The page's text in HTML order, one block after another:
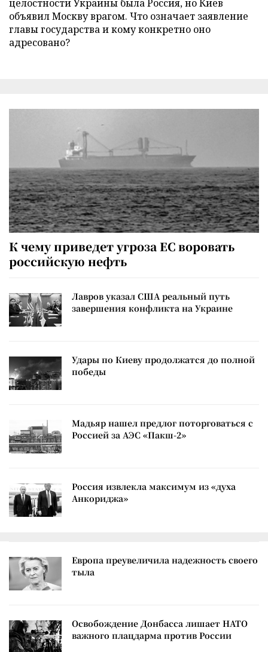
целостности Украины была Россия, но Киев
объявил Москву врагом. Что означает заявление
главы государства и кому конкретно оно
адресовано?
К чему приведет угроза ЕС воровать
российскую нефть
Лавров указал США реальный путь
завершения конфликта на Украине
Удары по Киеву продолжатся до полной
победы
Мадьяр нашел предлог поторговаться с
Россией за АЭС «Пакш-2»
Россия извлекла максимум из «духа
Анкориджа»
Европа преувеличила надежность своего
тыла
Освобождение Донбасса лишает НАТО
важного плацдарма против России